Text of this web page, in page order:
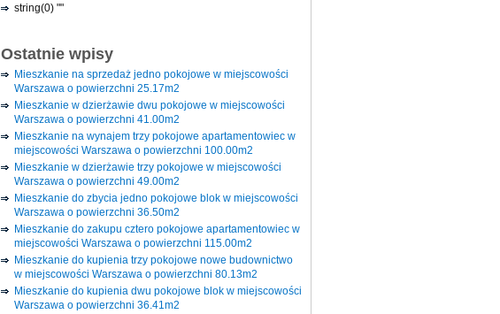
string(0) ""
Ostatnie wpisy
Mieszkanie na sprzedaż jedno pokojowe w miejscowości
Warszawa o powierzchni 25.17m2
Mieszkanie w dzierżawie dwu pokojowe w miejscowości
Warszawa o powierzchni 41.00m2
Mieszkanie na wynajem trzy pokojowe apartamentowiec w
miejscowości Warszawa o powierzchni 100.00m2
Mieszkanie w dzierżawie trzy pokojowe w miejscowości
Warszawa o powierzchni 49.00m2
Mieszkanie do zbycia jedno pokojowe blok w miejscowości
Warszawa o powierzchni 36.50m2
Mieszkanie do zakupu cztero pokojowe apartamentowiec w
miejscowości Warszawa o powierzchni 115.00m2
Mieszkanie do kupienia trzy pokojowe nowe budownictwo
w miejscowości Warszawa o powierzchni 80.13m2
Mieszkanie do kupienia dwu pokojowe blok w miejscowości
Warszawa o powierzchni 36.41m2